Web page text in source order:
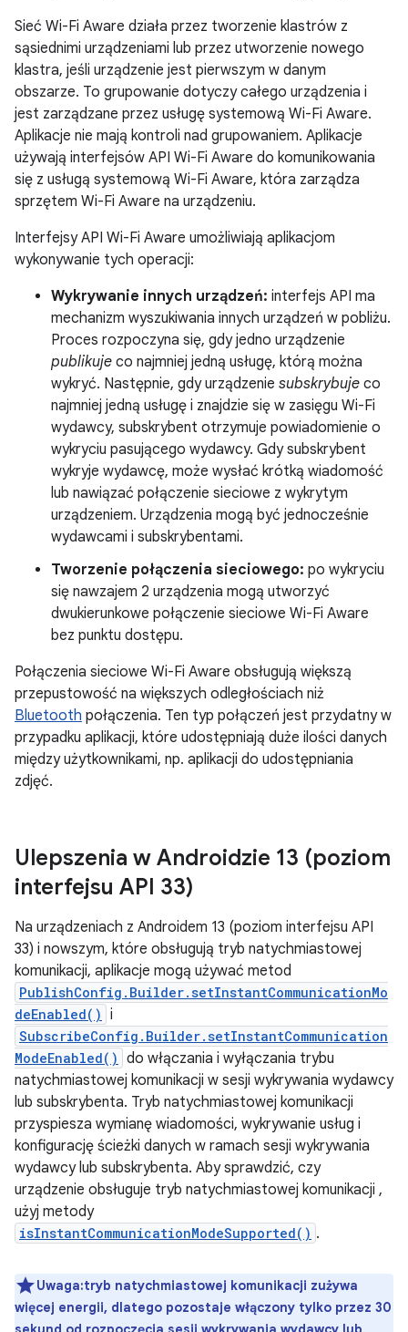
Sieć Wi-Fi Aware działa przez tworzenie klastrów z
sąsiednimi urządzeniami lub przez utworzenie nowego
klastra, jeśli urządzenie jest pierwszym w danym
obszarze. To grupowanie dotyczy całego urządzenia i
jest zarządzane przez usługę systemową Wi-Fi Aware.
Aplikacje nie mają kontroli nad grupowaniem. Aplikacje
używają interfejsów API Wi-Fi Aware do komunikowania
się z usługą systemową Wi-Fi Aware, która zarządza
sprzętem Wi-Fi Aware na urządzeniu.
Interfejsy API Wi-Fi Aware umożliwiają aplikacjom
wykonywanie tych operacji:
Wykrywanie innych urządzeń: interfejs API ma
mechanizm wyszukiwania innych urządzeń w pobliżu.
Proces rozpoczyna się, gdy jedno urządzenie
publikuje co najmniej jedną usługę, którą można
wykryć. Następnie, gdy urządzenie subskrybuje co
najmniej jedną usługę i znajdzie się w zasięgu Wi-Fi
wydawcy, subskrybent otrzymuje powiadomienie o
wykryciu pasującego wydawcy. Gdy subskrybent
wykryje wydawcę, może wysłać krótką wiadomość
lub nawiązać połączenie sieciowe z wykrytym
urządzeniem. Urządzenia mogą być jednocześnie
wydawcami i subskrybentami.
Tworzenie połączenia sieciowego: po wykryciu
się nawzajem 2 urządzenia mogą utworzyć
dwukierunkowe połączenie sieciowe Wi-Fi Aware
bez punktu dostępu.
Połączenia sieciowe Wi-Fi Aware obsługują większą
przepustowość na większych odległościach niż
Bluetooth połączenia. Ten typ połączeń jest przydatny w
przypadku aplikacji, które udostępniają duże ilości danych
między użytkownikami, np. aplikacji do udostępniania
zdjęć.
Ulepszenia w Androidzie 13 (poziom
interfejsu API 33)
Na urządzeniach z Androidem 13 (poziom interfejsu API
33) i nowszym, które obsługują tryb natychmiastowej
komunikacji, aplikacje mogą używać metod
PublishConfig.Builder.setInstantCommunicationMo
deEnabled() i
SubscribeConfig.Builder.setInstantCommunication
ModeEnabled() do włączania i wyłączania trybu
natychmiastowej komunikacji w sesji wykrywania wydawcy
lub subskrybenta. Tryb natychmiastowej komunikacji
przyspiesza wymianę wiadomości, wykrywanie usług i
konfigurację ścieżki danych w ramach sesji wykrywania
wydawcy lub subskrybenta. Aby sprawdzić, czy
urządzenie obsługuje tryb natychmiastowej komunikacji ,
użyj metody
isInstantCommunicationModeSupported() .
Uwaga:tryb natychmiastowej komunikacji zużywa
więcej energii, dlatego pozostaje włączony tylko przez 30